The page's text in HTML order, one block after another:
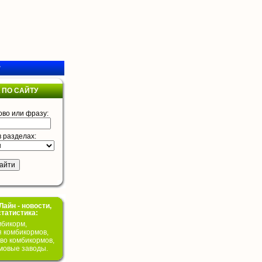
САЙТУ
или фразу:
разделах:
- новости,
комбикормов,
комбикормов,
заводы.